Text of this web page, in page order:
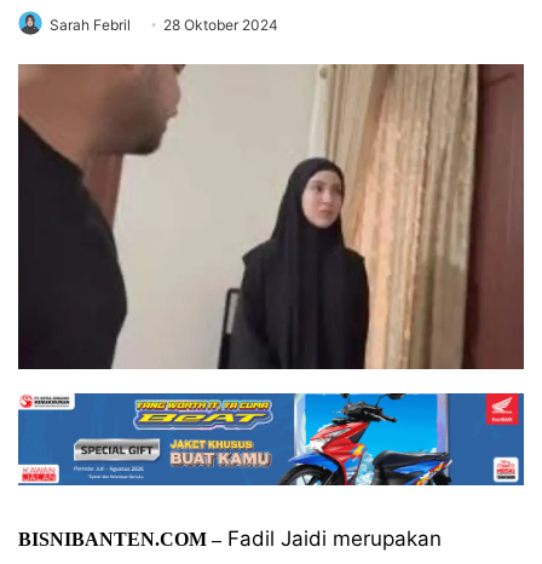
Sarah Febril 28 Oktober 2024
BISNIBANTEN.COM –Fadil Jaidi merupakan